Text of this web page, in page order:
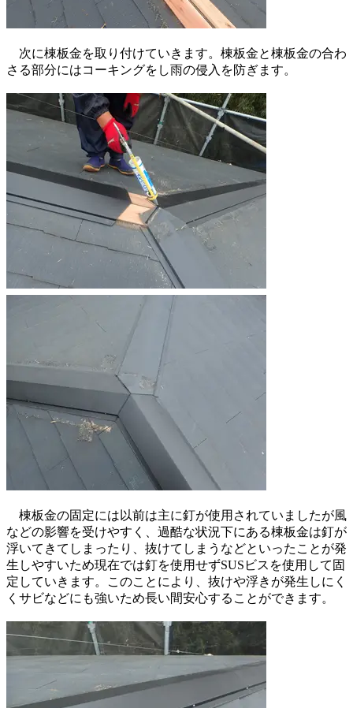
次に棟板金を取り付けていきます。棟板金と棟板金の合わ
さる部分にはコーキングをし雨の侵入を防ぎます。
棟板金の固定には以前は主に釘が使用されていましたが風
などの影響を受けやすく、過酷な状況下にある棟板金は釘が
浮いてきてしまったり、抜けてしまうなどといったことが発
生しやすいため現在では釘を使用せずSUSビスを使用して固
定していきます。このことにより、抜けや浮きが発生しにく
くサビなどにも強いため長い間安心することができます。